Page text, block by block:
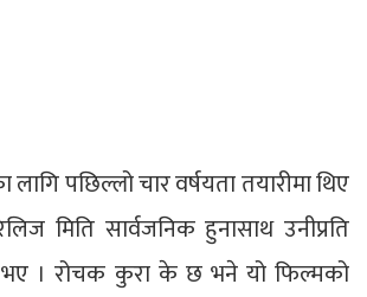
पछिल्लो चार वर्षयता तयारीमा थिए
मिति सार्वजनिक हुनासाथ उनीप्रति
। रोचक कुरा के छ भने यो फिल्मको